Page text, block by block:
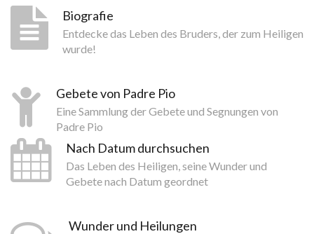
Biografie
Entdecke das Leben des Bruders, der zum Heiligen
wurde!
Gebete von Padre Pio
Eine Sammlung der Gebete und Segnungen von
Padre Pio
Nach Datum durchsuchen
Das Leben des Heiligen, seine Wunder und
Gebete nach Datum geordnet
Wunder und Heilungen